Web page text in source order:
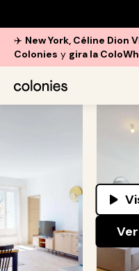
✈️ New York, Céline Dion
Colonies y gira la